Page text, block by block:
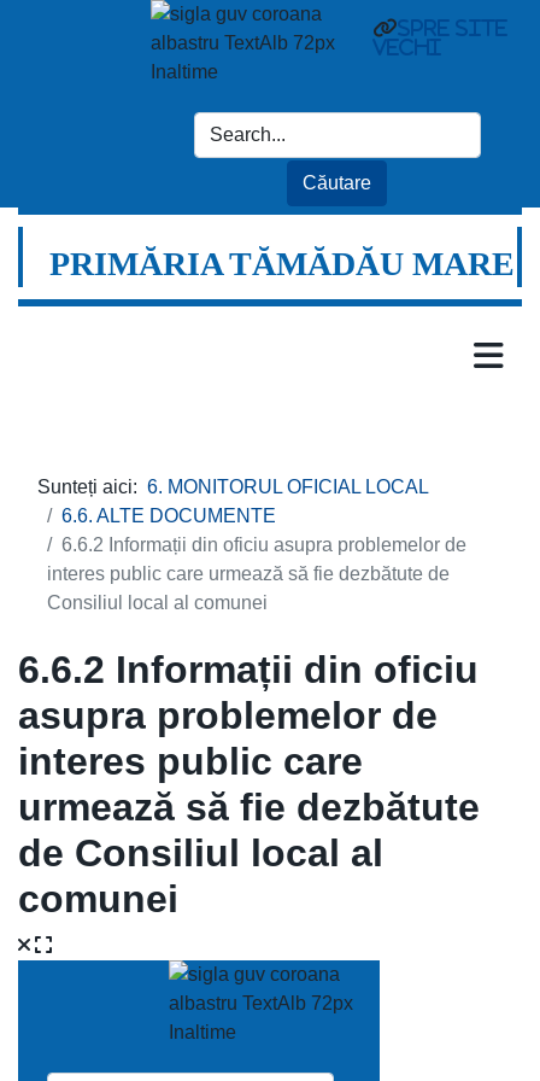
spre site
vechi
PRIMĂRIA TĂMĂDĂU MARE
Sunteți aici: 6. MONITORUL OFICIAL LOCAL
6.6. ALTE DOCUMENTE
6.6.2 Informații din oficiu asupra problemelor de
interes public care urmează să fie dezbătute de
Consiliul local al comunei
6.6.2 Informații din oficiu
asupra problemelor de
interes public care
urmează să fie dezbătute
de Consiliul local al
comunei